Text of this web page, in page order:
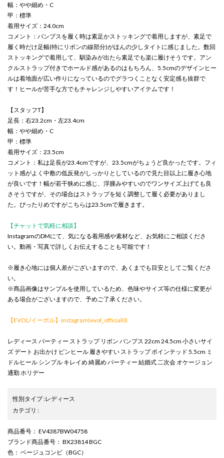
幅：やや細め・C
甲：標準
着用サイズ：24.0cm
コメント：パンプスを履く時は素足かストッキングで着用しますが、素足で
履く時だけ足幅(特にリボンの線部分)がほんの少しタイトに感じました。数回
ストッキングで着用して、馴染みが出たら素足でも楽に履けそうです。アン
クルストラップ付きでホールド感があるのはもちろん、5.5cmのデザインヒー
ルは着地面が広い作りになっているのでグラつくことなく安定感も抜群で
す！ヒールが苦手な方でもチャレンジしやすいアイテムです！
【スタッフT】
足長：右23.2cm・左23.4cm
幅：やや細め・C
甲：標準
着用サイズ：23.5cm
コメント：私は足長が23.4cmですが、23.5cmがちょうど良かったです。フィ
ット感がよく中敷の低反発がしっかりとしているので見た目以上に履き心地
が良いです！幅が若干狭めに感じ、浮腫みやすいのでワンサイズ上げても良
さそうですが、その場合はストラップを短く調整して履く必要がありまし
た。ぴったりめですがこちらは23.5cmで履きます。
【チャットで気軽に相談】
InstagramのDMにて、気になる着用感や素材など、お気軽にご相談くださ
い。動画・写真で詳しくお伝えすることも可能です！
※履き心地には個人差がございますので、あくまでも目安としてご覧くださ
い。
※商品画像はサンプルを使用しているため、色味やサイズ等の仕様に変更が
ある場合がございますので、予めご了承ください。
【EVOL/イーボル】instagram(evol_official0)
レディース パーティー ストラップ リボン パンプス 22cm 24.5cm 小さいサイ
ズ デート お出かけ ピンヒール 履きやすい ストラップ ポインテッド 5.5cm ミ
ドルヒール シンプル キレイめ 綺麗め パーティー 結婚式 二次会 オケージョン
通勤 ホリデー
性別タイプ:レディース
カテゴリ :
商品番号 ： EV4387BW04758
ブランド商品番号 ： BX23814 BGC
色 ： ベージュコンビ（BGC）